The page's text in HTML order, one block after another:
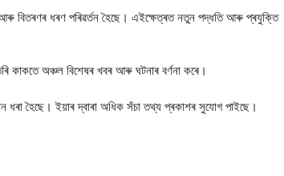
বিতৰণৰ ধৰণ পৰিৱৰ্তন হৈছে। এইক্ষেত্ৰত নতুন পদ্ধতি আৰু প্ৰযুক্তি
কাকতে অঞ্চল বিশেষৰ খবৰ আৰু ঘটনাৰ বৰ্ণনা কৰে।
ধৰা হৈছে। ইয়াৰ দ্বাৰা অধিক সঁচা তথ্য প্ৰকাশৰ সুযোগ পাইছে।